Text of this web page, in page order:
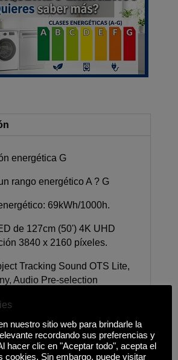
energética G
rango energético A ? G
69kWh/1000h.
de 127cm (50') 4K UHD
3840 x 2160 píxeles.
Tracking Sound OTS Lite,
Audio Pre-selection
2CH, Adaptive Sound.
3x HDMI, USB-A, Ethernet
RF 1/1(Uso común
nuestro sitio web para brindarle la
recordando sus preferencias y
hacer clic en "Aceptar todo", acepta el
cookies. Sin embargo, puede visitar